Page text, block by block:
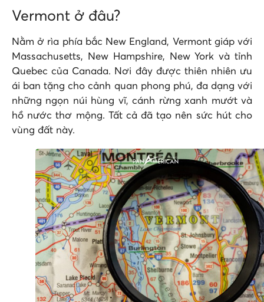
Vermont ở đâu?
Nằm ở rìa phía bắc New England, Vermont giáp với
Massachusetts, New Hampshire, New York và tỉnh
Quebec của Canada. Nơi đây được thiên nhiên ưu
ái ban tặng cho cảnh quan phong phú, đa dạng với
những ngọn núi hùng vĩ, cánh rừng xanh mướt và
hồ nước thơ mộng. Tất cả đã tạo nên sức hút cho
vùng đất này.